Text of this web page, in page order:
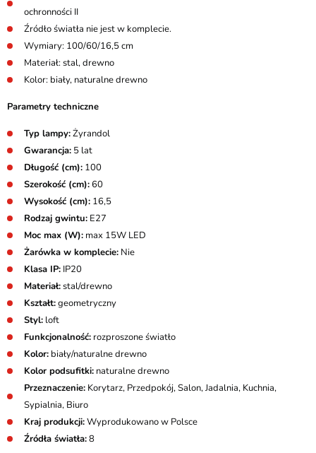
ochronności II
Źródło światła nie jest w komplecie.
Wymiary: 100/60/16,5 cm
Materiał: stal, drewno
Kolor: biały, naturalne drewno
Parametry techniczne
Typ lampy:Żyrandol
Gwarancja: 5 lat
Długość (cm): 100
Szerokość (cm):60
Wysokość (cm): 16,5
Rodzaj gwintu: E27
Moc max (W): max 15W LED
Żarówka w komplecie: Nie
Klasa IP: IP20
Materiał:stal/drewno
Kształt:geometryczny
Styl: loft
Funkcjonalność: rozproszone światło
Kolor: biały/naturalne drewno
Kolor podsufitki: naturalne drewno
Przeznaczenie: Korytarz, Przedpokój, Salon, Jadalnia, Kuchnia,
Sypialnia, Biuro
Kraj produkcji:Wyprodukowano w Polsce
Źródła światła:8